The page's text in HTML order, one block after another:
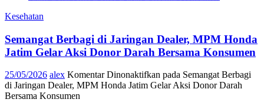
Kesehatan
Semangat Berbagi di Jaringan Dealer, MPM Honda
Jatim Gelar Aksi Donor Darah Bersama Konsumen
25/05/2026 alex Komentar Dinonaktifkan pada Semangat Berbagi
di Jaringan Dealer, MPM Honda Jatim Gelar Aksi Donor Darah
Bersama Konsumen